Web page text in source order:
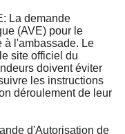
La demande
(AVE) pour le
à l'ambassade. Le
site officiel du
doivent éviter
les instructions
déroulement de leur
d'Autorisation de